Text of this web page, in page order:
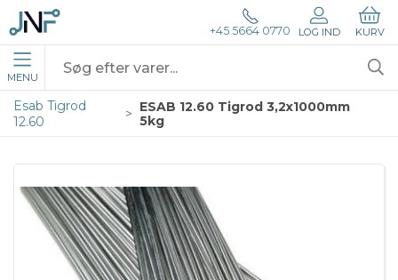
+45 5664 0770 LOG IND KURV
MENU
Esab Tigrod
12.60
ESAB 12.60 Tigrod 3,2x1000mm
5kg